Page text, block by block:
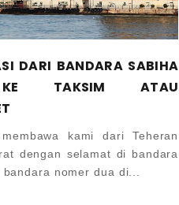
DARI BANDARA SABIHA
KE TAKSIM ATAU
kami dari Teheran
dengan selamat di bandara
nomer dua di...